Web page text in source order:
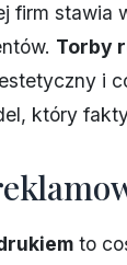
firm stawia
Torby
i
który
to